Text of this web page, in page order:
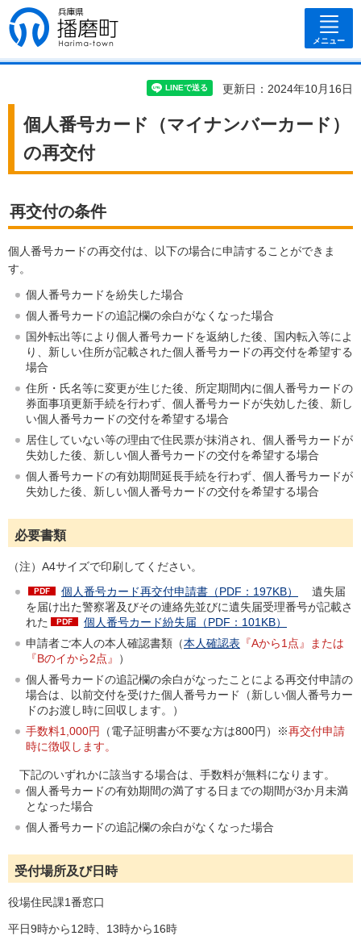
兵庫県 播磨
町
メニュー
更新日：2024年10月16日
個人番号カード（マイナンバーカード）
の再交付
再交付の条件
個人番号カードの再交付は、以下の場合に申請することができま
す。
個人番号カードを紛失した場合
個人番号カードの追記欄の余白がなくなった場合
国外転出等により個人番号カードを返納した後、国内転入等によ
り、新しい住所が記載された個人番号カードの再交付を希望する
場合
住所・氏名等に変更が生じた後、所定期間内に個人番号カードの
券面事項更新手続を行わず、個人番号カードが失効した後、新し
い個人番号カードの交付を希望する場合
居住していない等の理由で住民票が抹消され、個人番号カードが
失効した後、新しい個人番号カードの交付を希望する場合
個人番号カードの有効期間延長手続を行わず、個人番号カードが
失効した後、新しい個人番号カードの交付を希望する場合
必要書類
（注）A4サイズで印刷してください。
個人番号カード再交付申請書（PDF：197KB）
遺失届
を届け出た警察署及びその連絡先並びに遺失届受理番号が記載さ
れた
個人番号カード紛失届（PDF：101KB）
申請者ご本人の本人確認書類（本人確認表 『Aから1点』または
『Bのイから2点』
）
個人番号カードの追記欄の余白がなったことによる再交付申請の
場合は、以前交付を受けた個人番号カード（新しい個人番号カー
ドのお渡し時に回収します。）
手数料1,000円 （電子証明書が不要な方は800円）※再交付申請
時に徴収します。
下記のいずれかに該当する場合は、手数料が無料になります。
個人番号カードの有効期間の満了する日までの期間が3か月未満
となった場合
個人番号カードの追記欄の余白がなくなった場合
受付場所及び日時
役場住民課1番窓口
平日9時から12時、13時から16時